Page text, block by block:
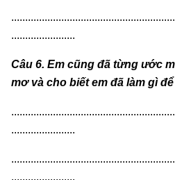
.......................
Câu 6. Em cũng đã từng ước
mơ và cho biết em đã làm gì
.......................
.......................